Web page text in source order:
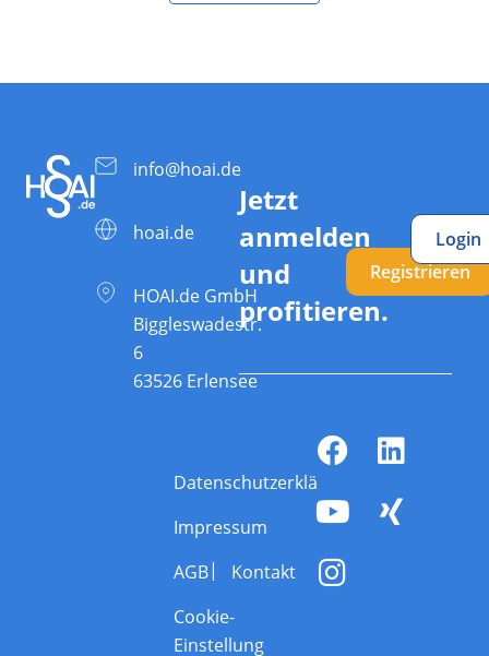
info@hoai.de
hoai.de
HOAI.de GmbH
Biggleswadestr.
6
63526 Erlensee
Jetzt
anmelden
und
profitieren.
Registrieren
Login
Datenschutzerklärung
Impressum
AGB
Kontakt
Cookie-
Einstellung